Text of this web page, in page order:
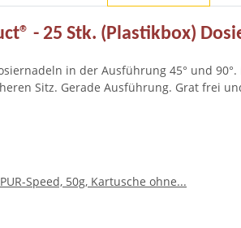
- 25 Stk. (Plastikbox)
in der Ausführung 45° und
Sitz. Gerade Ausführung. Grat frei